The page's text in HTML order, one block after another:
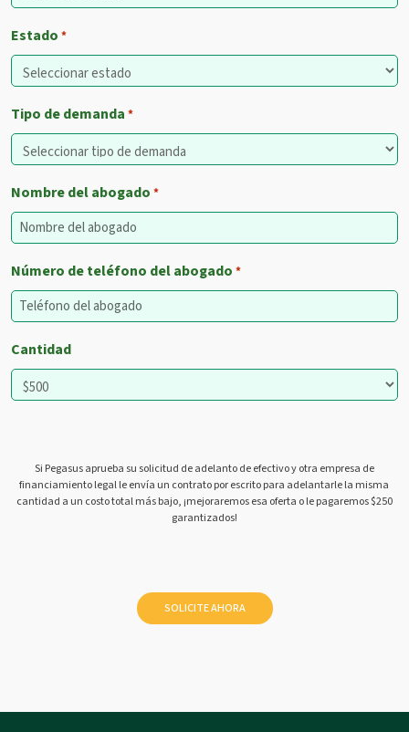
Estado *
Tipo de demanda *
Nombre del abogado *
Número de teléfono del abogado *
Cantidad
Si Pegasus aprueba su solicitud de adelanto de efectivo y otra empresa de
financiamiento legal le envía un contrato por escrito para adelantarle la misma
cantidad a un costo total más bajo, ¡mejoraremos esa oferta o le pagaremos $250
garantizados!